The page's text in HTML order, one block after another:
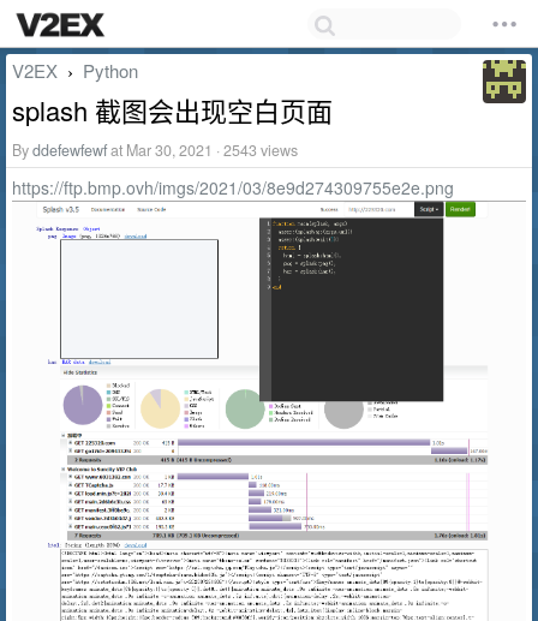
V2EX › Python
splash 截图会出现空白页面
Byddefewfewfat Mar 30, 2021 · 2543 views
https://ftp.bmp.ovh/imgs/2021/03/8e9d274309755e2e.png